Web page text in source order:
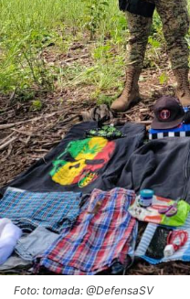
Foto: tomada: @DefensaSV